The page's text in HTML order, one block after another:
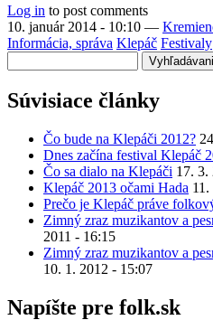
Log in to post comments
10. január 2014 - 10:10 —
Informácia, správa Klepáč Festivaly
Súvisiace články
Čo bude na Klepáči 2012?
Dnes začína festival Klepáč
Čo sa dialo na Klepáči 17. 3.
Klepáč 2013 očami Hada
Prečo je Klepáč práve
Zimný zraz muzikantov a
2011 - 16:15
Zimný zraz muzikantov a
10. 1. 2012 - 15:07
Napíšte pre folk.sk